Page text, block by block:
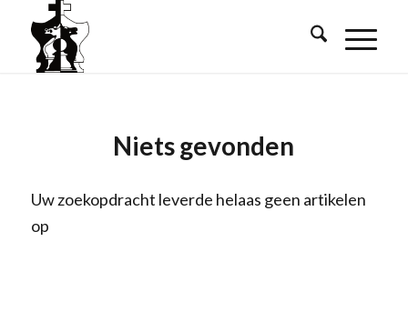
Niets gevonden
Uw zoekopdracht leverde helaas geen artikelen
op